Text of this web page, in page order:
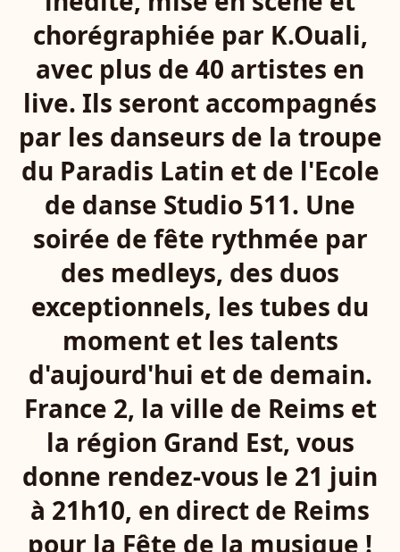
chorégraphiée par K.Ouali,
avec plus de 40 artistes en
live. Ils seront accompagnés
par les danseurs de la troupe
du Paradis Latin et de l'Ecole
de danse Studio 511. Une
soirée de fête rythmée par
des medleys, des duos
exceptionnels, les tubes du
moment et les talents
d'aujourd'hui et de demain.
France 2, la ville de Reims et
la région Grand Est, vous
donne rendez-vous le 21 juin
à 21h10, en direct de Reims
pour la Fête de la musique !